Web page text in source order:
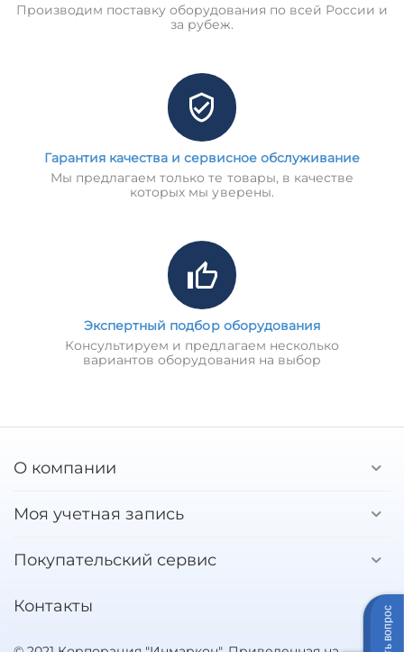
Производим поставку оборудования по всей России и
за рубеж.
Гарантия качества и сервисное обслуживание
Мы предлагаем только те товары, в качестве
которых мы уверены.
Экспертный подбор оборудования
Консультируем и предлагаем несколько
вариантов оборудования на выбор
О компании
Моя учетная запись
Покупательский сервис
Контакты